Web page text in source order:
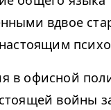
вдвое
в офисной
войны